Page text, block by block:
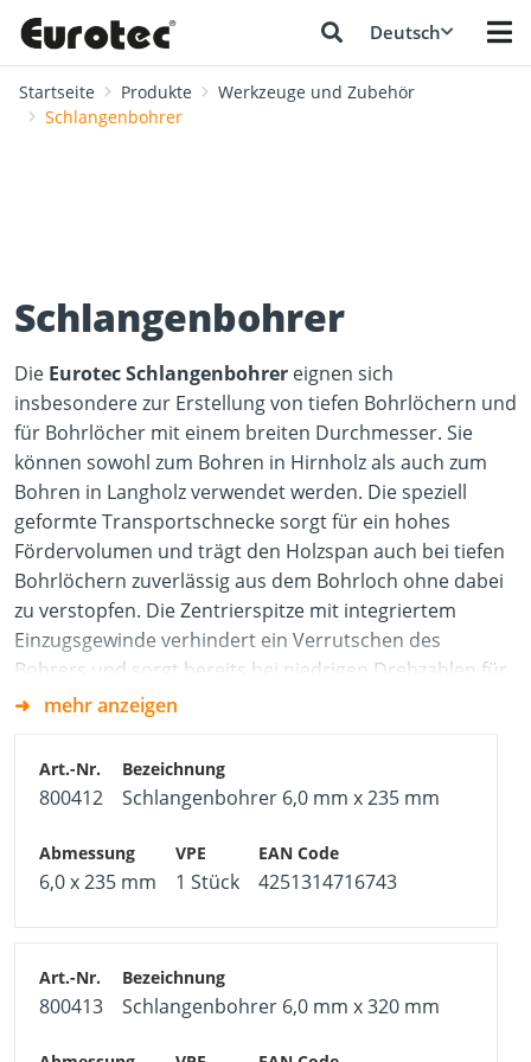
Deutsch
Startseite Produkte
Werkzeuge und Zubehör
Schlangenbohrer
Schlangenbohrer
Die Eurotec Schlangenbohrer eignen sich
insbesondere zur Erstellung von tiefen Bohrlöchern und
für Bohrlöcher mit einem breiten Durchmesser. Sie
können sowohl zum Bohren in Hirnholz als auch zum
Bohren in Langholz verwendet werden. Die speziell
geformte Transportschnecke sorgt für ein hohes
Fördervolumen und trägt den Holzspan auch bei tiefen
Bohrlöchern zuverlässig aus dem Bohrloch ohne dabei
zu verstopfen. Die Zentrierspitze mit integriertem
Einzugsgewinde verhindert ein Verrutschen des
Bohrers und sorgt bereits bei niedrigen Drehzahlen für
einen selbstständigen Vorschub. Durch einen
Holzfasern verhindert und eine saubere Schnittkante
erzeugt.
Häufig werden Schlangenbohrer zur Erstellung von
Durchgangslöchern in Balken und Sparren für
beispielsweise Bauschrauben, Sparrennägel,
Präzises Ansetzen durch spiralförmige Spitze
mehr anzeigen
800412 Schlangenbohrer 6,0 mm x 235 mm
6,0 x 235 mm 1 Stück 4251314716743
800413 Schlangenbohrer 6,0 mm x 320 mm